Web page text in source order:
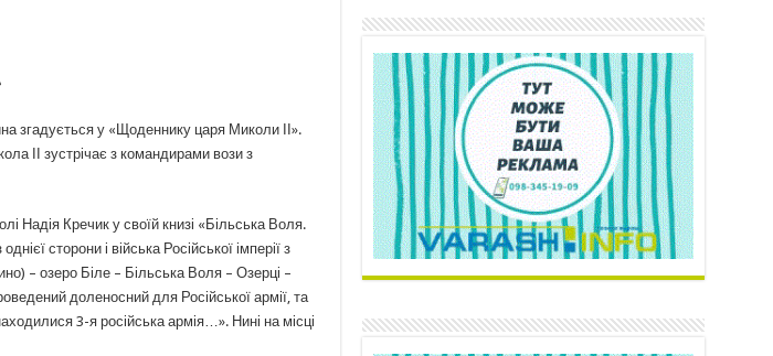
згадується у «Щоденнику царя Миколи ІІ».
ІІ зустрічає з командирами вози з
Надія Кречик у своїй книзі «Більська Воля.
сторони і війська Російської імперії з
– озеро Біле – Більська Воля – Озерці –
доленосний для Російської армії, та
3-я російська армія…». Нині на місці